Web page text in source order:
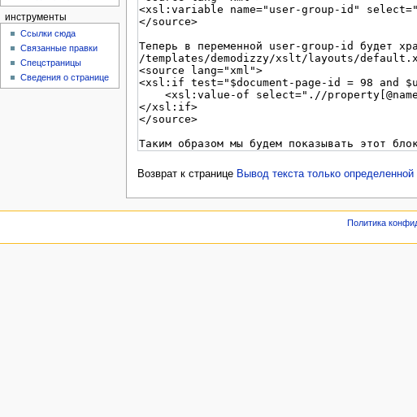
Возврат к странице Вывод текста только
инструменты
Ссылки сюда
Связанные правки
Спецстраницы
Сведения о странице
Политика